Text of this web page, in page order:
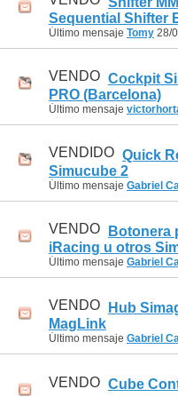
Sequential Shifter
Último mensaje Tomy 28/
VENDO Cockpit
PRO (Barcelona)
Último mensaje
VENDIDO Quick
Simucube 2
Último mensaje Gabriel
VENDO
Botonera
iRacing u otros
Último mensaje Gabriel
VENDO
Hub
MagLink
Último mensaje Gabriel
VENDO Cube